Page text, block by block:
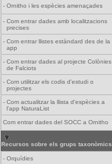
- Ornitho i les espècies amenaçades
- Com entrar dades amb localitzacions
precises
- Com entrar llistes estàndard des de la
app
- Com entrar dades al projecte Colònies
de Falciots
- Com utilitzar els codis d'estudi o
projectes
- Com actualitzar la llista d'espècies a
l'app NaturaList
Com entrar dades del SOCC a Ornitho
Recursos sobre els grups taxonòmics
- Orquídies